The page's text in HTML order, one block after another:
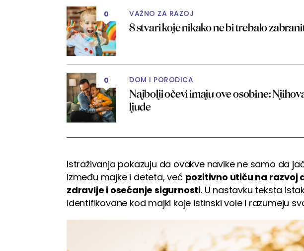
0 VAŽNO ZA RAZOJ
8 stvari koje nikako ne bi trebalo
0 DOM I PORODICA
Najbolji očevi imaju ove osobine:
ljude
Istraživanja pokazuju da ovakve navike ne samo da
između majke i deteta, već pozitivno utiču na razvoj
zdravlje i osećanje sigurnosti. U nastavku teksta
identifikovane kod majki koje istinski vole i razumeju